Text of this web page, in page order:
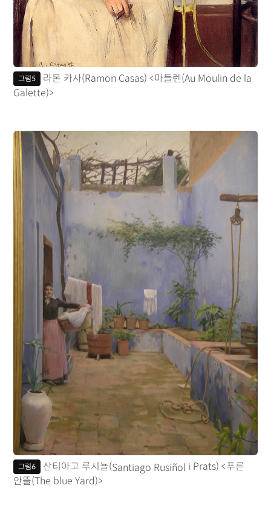
그림5
라몬 카사(Ramon Casas) <마들렌(Au Moulin de la
Galette)>
그림6 산티아고 루시뇰(Santiago Rusiñol i Prats) <푸른
안뜰(The blue Yard)>